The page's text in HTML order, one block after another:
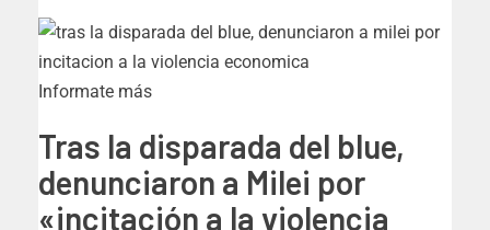
Informate más
Tras la disparada del blue,
denunciaron a Milei por
«incitación a la violencia